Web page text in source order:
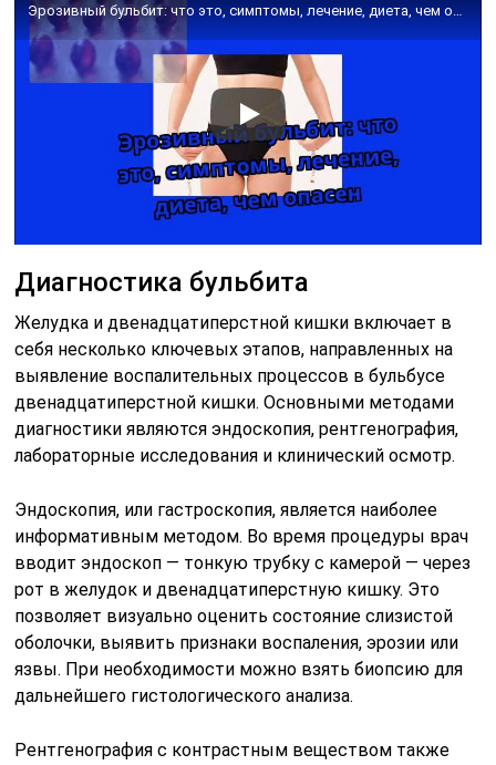
Эрозивный бульбит: что это, симптомы, лечение, диета, чем опасен
Диагностика бульбита
Желудка и двенадцатиперстной кишки включает в
себя несколько ключевых этапов, направленных на
выявление воспалительных процессов в бульбусе
двенадцатиперстной кишки. Основными методами
диагностики являются эндоскопия, рентгенография,
лабораторные исследования и клинический осмотр.
Эндоскопия, или гастроскопия, является наиболее
информативным методом. Во время процедуры врач
вводит эндоскоп — тонкую трубку с камерой — через
рот в желудок и двенадцатиперстную кишку. Это
позволяет визуально оценить состояние слизистой
оболочки, выявить признаки воспаления, эрозии или
язвы. При необходимости можно взять биопсию для
дальнейшего гистологического анализа.
Рентгенография с контрастным веществом также